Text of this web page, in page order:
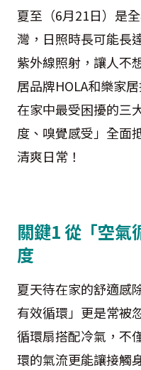
夏至（6月21日）是
灣，日照時長可能長
紫外線照射，讓人不
居品牌HOLA和樂家
在家中最受困擾的三
度、嗅覺感受」全面
清爽日常！
關鍵1 從「空氣
度
夏天待在家的舒適感
有效循環」更是常被
循環扇搭配冷氣，不
環的氣流更能讓接觸